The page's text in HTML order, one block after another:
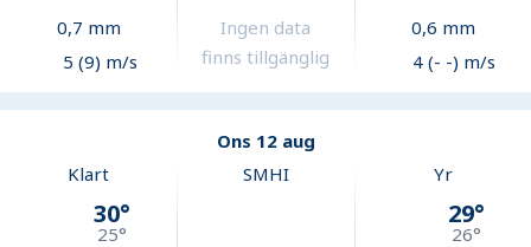
0,7 mm
5 (9) m/s
Ingen data
finns tillgänglig
0,6 mm
4 (- -) m/s
Ons 12 aug
Klart
30°
25°
SMHI Yr
29°
26°